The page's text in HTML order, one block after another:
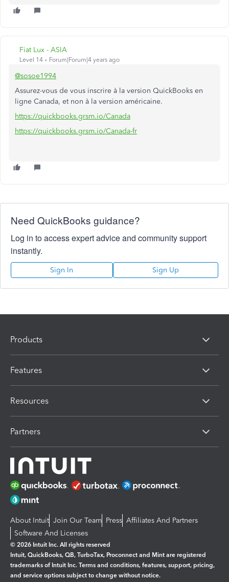
Fiat Lux - ASIA
Level 14 Forum|Forum|4 years ago
@sosoe1994
Assurez-vous de vous inscrire à la version QuickBooks en
ligne Canada, et non à la version américaine.
https://quickbooks.grsm.io/Canada
https://quickbooks.grsm.io/Canada-fr
Need QuickBooks guidance?
Log in to access expert advice and community support
instantly.
Sign In Sign Up
Products
Features
Resources
Partners
About Intuit Join Our Team Press Affiliates And Partners
Software And Licenses
© 2026 Intuit Inc. All rights reserved
Intuit, QuickBooks, QB, TurboTax, Proconnect and Mint are registered
trademarks of Intuit Inc. Terms and conditions, features, support, pricing,
and service options subject to change without notice.